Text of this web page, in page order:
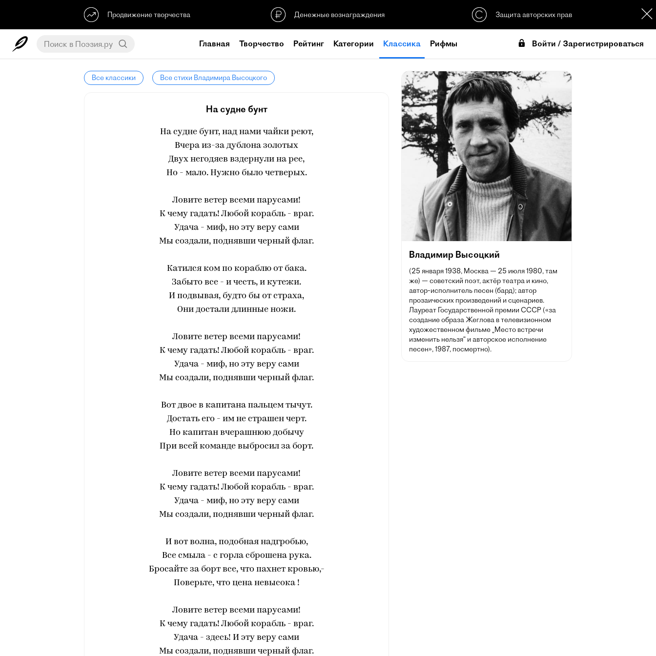
Продвижение творчества Денежные вознаграждения Защита авторских прав
Главная Творчество Рейтинг Категории Классика Рифмы Войти / Зарегистрироваться
Все классики Все стихи Владимира Высоцкого
На судне бунт
На судне бунт, над нами чайки реют,
Вчера из-за дублона золотых
Двух негодяев вздернули на рее,
Но - мало. Нужно было четверых.
Ловите ветер всеми парусами!
К чему гадать! Любой корабль - враг.
Удача - миф, но эту веру сами
Мы создали, поднявши черный флаг.
Катился ком по кораблю от бака.
Забыто все - и честь, и кутежи.
И подвывая, будто бы от страха,
Они достали длинные ножи.
Ловите ветер всеми парусами!
К чему гадать! Любой корабль - враг.
Удача - миф, но эту веру сами
Мы создали, поднявши черный флаг.
Вот двое в капитана пальцем тычут.
Достать его - им не страшен черт.
Но капитан вчерашнюю добычу
При всей команде выбросил за борт.
Ловите ветер всеми парусами!
К чему гадать! Любой корабль - враг.
Удача - миф, но эту веру сами
Мы создали, поднявши черный флаг.
И вот волна, подобная надгробью,
Все смыла - с горла сброшена рука.
Бросайте за борт все, что пахнет кровью,-
Поверьте, что цена невысока !
Ловите ветер всеми парусами!
К чему гадать! Любой корабль - враг.
Удача - здесь! И эту веру сами
Мы создали, поднявши черный флаг.
Владимир Высоцкий
(25 января 1938, Москва — 25 июля 1980, там
же) — советский поэт, актёр театра и кино,
автор-исполнитель песен (бард); автор
прозаических произведений и сценариев.
Лауреат Государственной премии СССР («за
создание образа Жеглова в телевизионном
художественном фильме „Место встречи
изменить нельзя“ и авторское исполнение
песен», 1987, посмертно).